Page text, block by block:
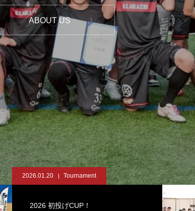
2026.01.20 Tournament
2026 初投げCUP！